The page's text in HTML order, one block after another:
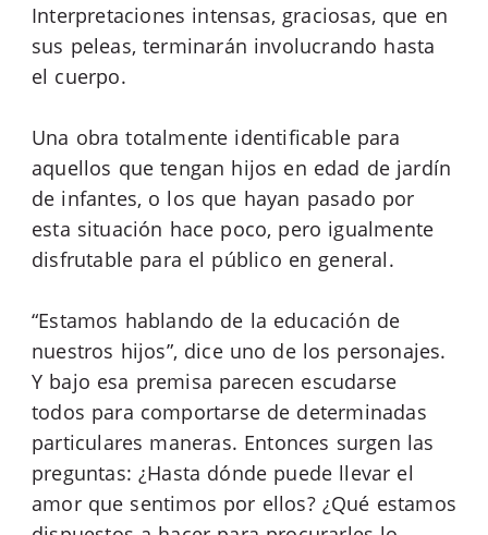
Interpretaciones intensas, graciosas, que en
sus peleas, terminarán involucrando hasta
el cuerpo.
Una obra totalmente identificable para
aquellos que tengan hijos en edad de jardín
de infantes, o los que hayan pasado por
esta situación hace poco, pero igualmente
disfrutable para el público en general.
“Estamos hablando de la educación de
nuestros hijos”, dice uno de los personajes.
Y bajo esa premisa parecen escudarse
todos para comportarse de determinadas
particulares maneras. Entonces surgen las
preguntas: ¿Hasta dónde puede llevar el
amor que sentimos por ellos? ¿Qué estamos